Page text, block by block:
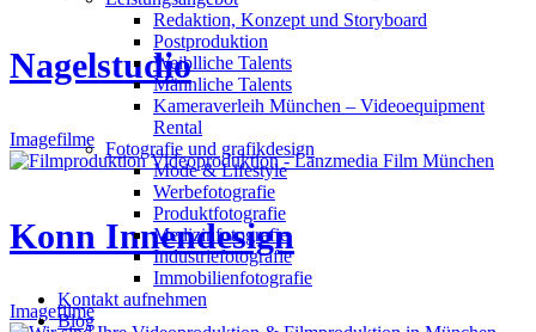
Redak­ti­on, Kon­zept und Storyboard
Post­pro­duk­ti­on
Weiblliche Talents
Männliche Talents
Kameraverleih München – Videoequipment
Rental
Fotografie und grafikdesign
Mode & Lifestyle
Werbefotografie
Produktfotografie
Medizinfotografie
Industriefotografie
Immobilienfotografie
Kontakt aufnehmen
Blog
Nagelstudio
Imagefilme
Konn Innendesign
Imagefilme